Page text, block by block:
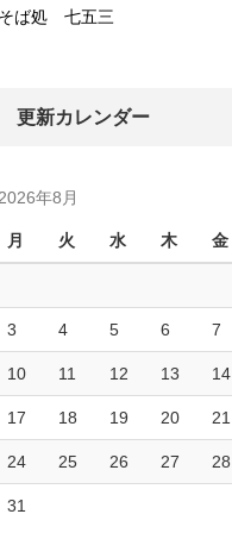
ば処 七五三
更新カレンダー
年8月
月 火 水 木 金
3 4 5 6 7
10 11 12 13 14
17 18 19 20 21
24 25 26 27 28
31